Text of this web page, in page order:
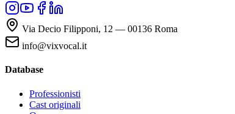
Via Decio Filipponi, 12 — 00136 Roma
info@vixvocal.it
Database
Professionisti
Cast originali